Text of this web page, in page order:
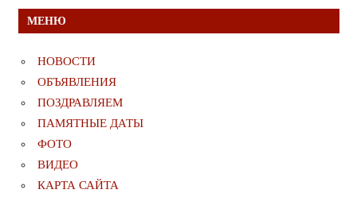
МЕНЮ
НОВОСТИ
ОБЪЯВЛЕНИЯ
ПОЗДРАВЛЯЕМ
ПАМЯТНЫЕ ДАТЫ
ФОТО
ВИДЕО
КАРТА САЙТА